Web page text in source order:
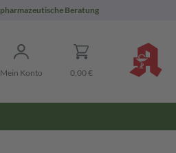
pharmazeutische Beratung
Mein Konto 0,00 €